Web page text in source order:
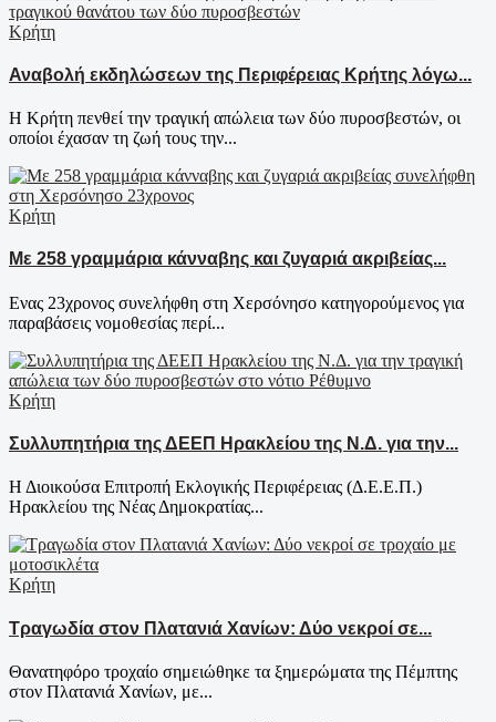
Κρήτη
Αναβολή εκδηλώσεων της Περιφέρειας Κρήτης λόγω...
Η Κρήτη πενθεί την τραγική απώλεια των δύο πυροσβεστών, οι
οποίοι έχασαν τη ζωή τους την...
Κρήτη
Με 258 γραμμάρια κάνναβης και ζυγαριά ακριβείας...
Ενας 23χρονος συνελήφθη στη Χερσόνησο κατηγορούμενος για
παραβάσεις νομοθεσίας περί...
Κρήτη
Συλλυπητήρια της ΔΕΕΠ Ηρακλείου της Ν.Δ. για την...
Η Διοικούσα Επιτροπή Εκλογικής Περιφέρειας (Δ.Ε.Ε.Π.)
Ηρακλείου της Νέας Δημοκρατίας...
Κρήτη
Τραγωδία στον Πλατανιά Χανίων: Δύο νεκροί σε...
Θανατηφόρο τροχαίο σημειώθηκε τα ξημερώματα της Πέμπτης
στον Πλατανιά Χανίων, με...